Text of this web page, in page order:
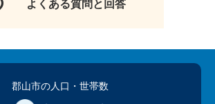
よくある質問と回答
郡山市の人口 ・世帯数